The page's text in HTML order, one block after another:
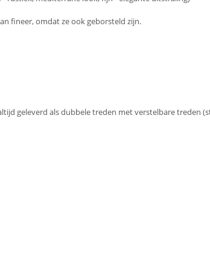
fineer, omdat ze ook geborsteld zijn.
geleverd als dubbele treden met verstelbare treden